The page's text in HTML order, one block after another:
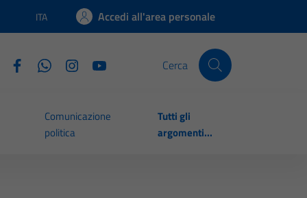
Lingua attiva:
ITA Accedi all'area personale
Cerca
Comunicazione
politica
Tutti gli
argomenti...